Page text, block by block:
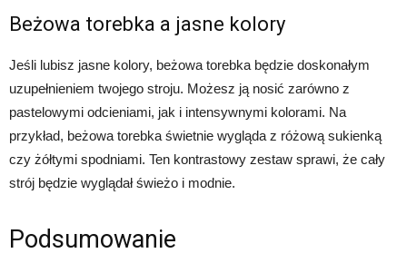
Beżowa torebka a jasne kolory
Jeśli lubisz jasne kolory, beżowa torebka będzie doskonałym
uzupełnieniem twojego stroju. Możesz ją nosić zarówno z
pastelowymi odcieniami, jak i intensywnymi kolorami. Na
przykład, beżowa torebka świetnie wygląda z różową sukienką
czy żółtymi spodniami. Ten kontrastowy zestaw sprawi, że cały
strój będzie wyglądał świeżo i modnie.
Podsumowanie